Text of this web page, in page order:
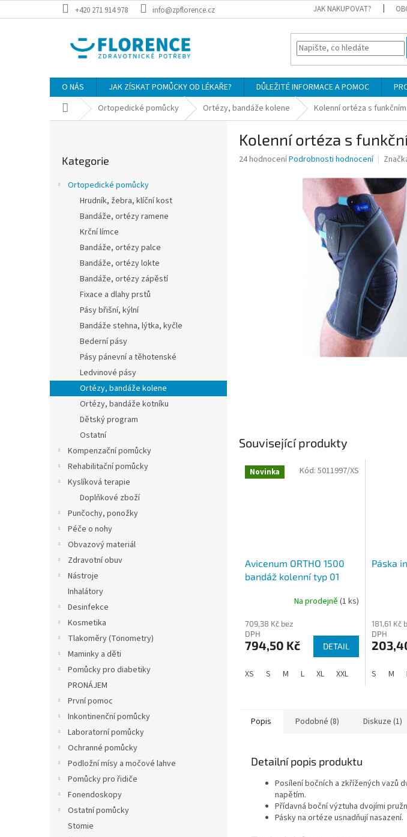
na
+420 271 914 978 info@zpflorence.cz JAK NAKUPOVAT?
O NÁS JAK ZÍSKAT POMŮCKY OD LÉKAŘE? DŮLEŽITÉ INFORMACE A POMOC
Domů Ortopedické pomůcky Ortézy, bandáže kolene Kolenní ortéza s
kategorie
Kategorie
Ortopedické pomůcky
Hrudník, žebra, klíční kost
Bandáže, ortézy ramene
Krční límce
Bandáže, ortézy palce
Bandáže, ortézy lokte
Bandáže, ortézy zápěstí
Fixace a dlahy prstů
Pásy břišní, kýlní
Bandáže stehna, lýtka, kyčle
Bederní pásy
Pásy pánevní a těhotenské
Ledvinové pásy
Ortézy, bandáže kolene
Ortézy, bandáže kotníku
Dětský program
Ostatní
Kompenzační pomůcky
Rehabilitační pomůcky
Kyslíková terapie
Doplňkové zboží
Punčochy, ponožky
Péče o nohy
Obvazový materiál
Zdravotní obuv
Nástroje
Inhalátory
Desinfekce
Kosmetika
Tlakoměry (Tonometry)
Maminky a děti
Pomůcky pro diabetiky
PRONÁJEM
První pomoc
Inkontinenční pomůcky
Laboratorní pomůcky
Ochranné pomůcky
Podložní mísy a močové lahve
Pomůcky pro řidiče
Fonendoskopy
Ostatní pomůcky
Stomie
Kolenní ortéza s
Průměrné
24 hodnoceníPodrobnosti hodnocení
Související produkty
Novinka
Avicenum ORTHO 1500
bandáž kolenní typ 01
Na prodejně (1 ks)
709,38 Kč bez
DPH
794,50 Kč DETAIL
XS S M L XL XXL XXXL 4XL
Kód: 5011997/XS
Páska
181,61 Kč
DPH
S M
Popis Podobné (8) Diskuze (1)
Detailní popis produktu
Posílení bočních a zkřížených vazů
napětím.
Přídavná boční výztuha dvojími
Pásky na ortéze usnadňují nasazení.